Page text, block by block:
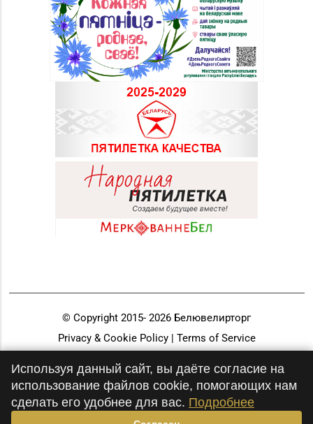
© Copyright 2015- 2026 Белювелирторг
Privacy & Cookie Policy | Terms of Service
Используя данный сайт, вы даёте согласие на
использование файлов cookie, помогающих нам
сделать его удобнее для вас. Подробнее